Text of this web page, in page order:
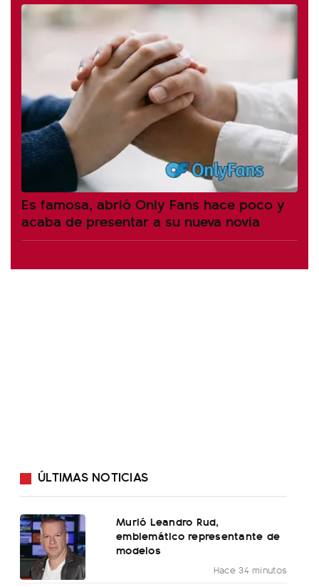
Es famosa, abrió Only Fans hace poco y
acaba de presentar a su nueva novia
ÚLTIMAS NOTICIAS
Murió Leandro Rud,
emblemático representante de
modelos
Hace 34 minutos